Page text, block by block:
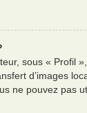
sous «
d’images
ne pouvez pas